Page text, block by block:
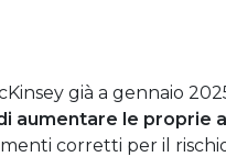
già a gennaio
aumentare le proprie
corretti per il